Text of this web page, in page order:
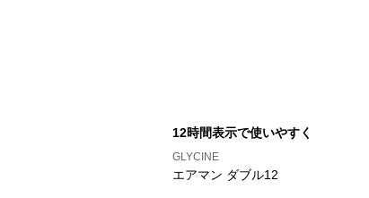
12時間表示で使いやすく
GLYCINE
エアマン ダブル12